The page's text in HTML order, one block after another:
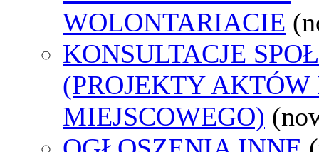
WOLONTARIACIE
KONSULTACJE
(PROJEKTY AKTÓW
MIEJSCOWEGO)